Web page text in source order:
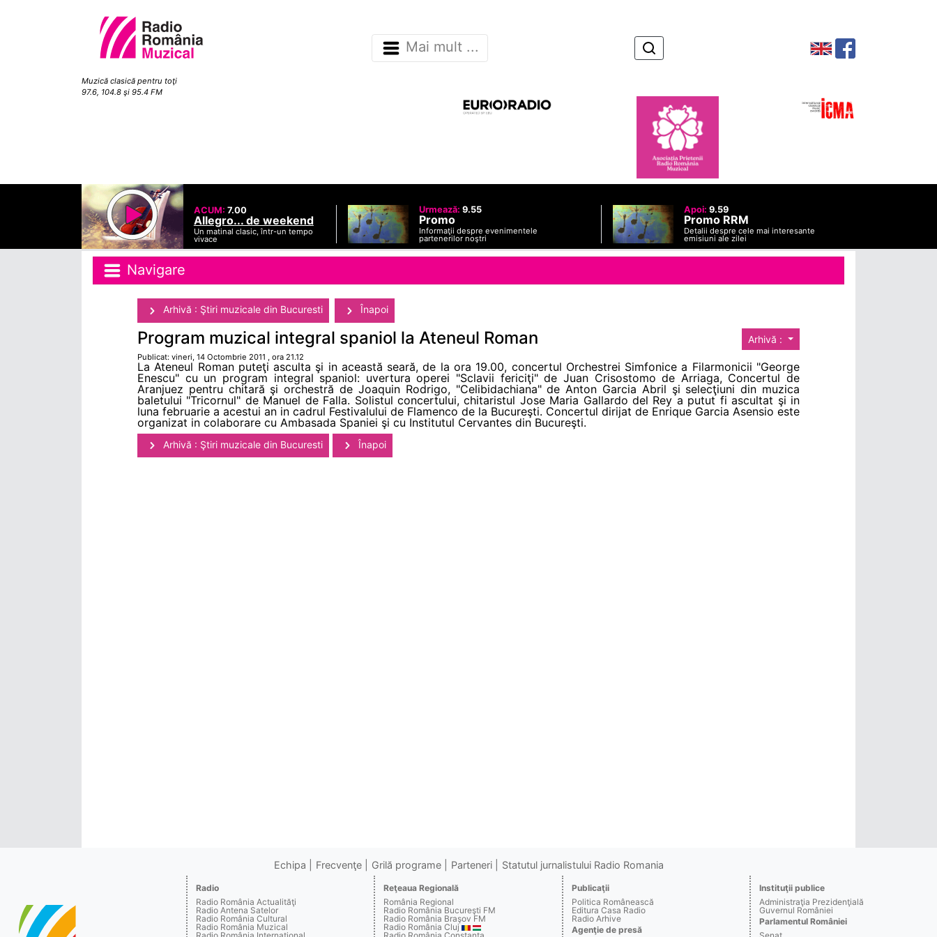
Muzică clasică pentru toţi
97.6, 104.8 şi 95.4 FM
Mai mult ...
ACUM: 7.00
Allegro... de weekend
Un matinal clasic, într-un tempo
vivace
Urmează: 9.55
Promo
Informaţii despre evenimentele
partenerilor noştri
Apoi: 9.59
Promo RRM
Detalii despre cele mai interesante
emisiuni ale zilei
Navigare
Arhivă : Ştiri muzicale din Bucuresti Înapoi
Arhivă :
Program muzical integral spaniol la Ateneul Roman
Publicat: vineri, 14 Octombrie 2011 , ora 21.12
La Ateneul Roman puteţi asculta şi in această seară, de la ora 19.00, concertul Orchestrei Simfonice a Filarmonicii "George
Enescu" cu un program integral spaniol: uvertura operei "Sclavii fericiţi" de Juan Crisostomo de Arriaga, Concertul de
Aranjuez pentru chitară şi orchestră de Joaquin Rodrigo, "Celibidachiana" de Anton Garcia Abril şi selecţiuni din muzica
baletului "Tricornul" de Manuel de Falla. Solistul concertului, chitaristul Jose Maria Gallardo del Rey a putut fi ascultat şi in
luna februarie a acestui an in cadrul Festivalului de Flamenco de la Bucureşti. Concertul dirijat de Enrique Garcia Asensio este
organizat in colaborare cu Ambasada Spaniei şi cu Institutul Cervantes din Bucureşti.
Arhivă : Ştiri muzicale din Bucuresti Înapoi
Echipa Frecvenţe Grilă programe Parteneri Statutul jurnalistului Radio Romania
Radio
Radio România Actualităţi
Radio Antena Satelor
Radio România Cultural
Radio România Muzical
Reţeaua Regională
România Regional
Radio România Bucureşti FM
Radio România Braşov FM
Radio România Cluj
Publicaţii
Politica Românească
Editura Casa Radio
Radio Arhive
Agenţie de presă
Instituţii publice
Administraţia Prezidenţială
Guvernul României
Parlamentul României